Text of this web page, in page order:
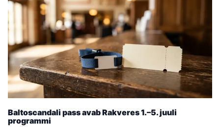
Baltoscandali pass avab Rakveres 1.–5. juuli
programmi